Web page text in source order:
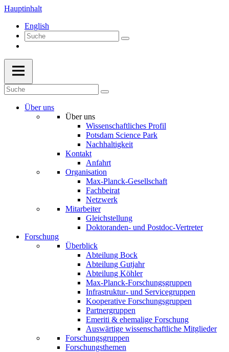
Hauptinhalt
English
Über uns
Über uns
Wissenschaftliches Profil
Potsdam Science Park
Nachhaltigkeit
Kontakt
Anfahrt
Organisation
Max-Planck-Gesellschaft
Fachbeirat
Netzwerk
Mitarbeiter
Gleichstellung
Doktoranden- und Postdoc-Vertreter
Forschung
Überblick
Abteilung Bock
Abteilung Gutjahr
Abteilung Köhler
Max-Planck-Forschungsgruppen
Infrastruktur- und Servicegruppen
Kooperative Forschungsgruppen
Partnergruppen
Emeriti & ehemalige Forschung
Auswärtige wissenschaftliche Mitglieder
Forschungsgruppen
Forschungsthemen